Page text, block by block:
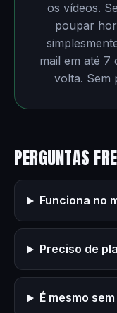
os vídeos.
poupar
mail em até 7
volta. Sem
PERGUNTAS
Funciona no
Preciso de
É mesmo